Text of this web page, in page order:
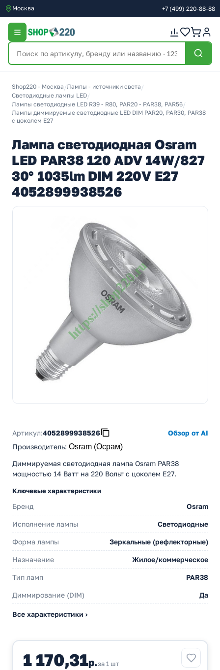
Москва +7 (499) 220-88-88
Shop220 - Москва /Лампы - источники света /
Светодиодные лампы LED/
Лампы светодиодные LED R39 - R80, PAR20 - PAR38, PAR56/
Лампы диммируемые светодиодные LED DIM PAR20, PAR30, PAR38
с цоколем E27
Лампа светодиодная Osram
LED PAR38 120 ADV 14W/827
30° 1035lm DIM 220V E27
4052899938526
Артикул:4052899938526
Обзор от AI
Производитель: Osram (Осрам)
Диммируемая светодиодная лампа Osram PAR38
мощностью 14 Ватт на 220 Вольт с цоколем E27.
Ключевые характеристики
Бренд Osram
Исполнение лампы Светодиодные
Форма лампы Зеркальные (рефлекторные)
Назначение Жилое/коммерческое
Тип ламп PAR38
Диммирование (DIM) Да
Все характеристики ›
1 170,31р.за 1 шт